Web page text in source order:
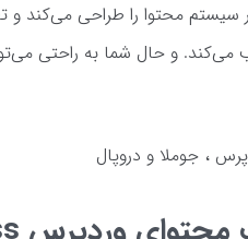
سیستم محتوا را طراحی می‌کند
و حال شما به راحتی